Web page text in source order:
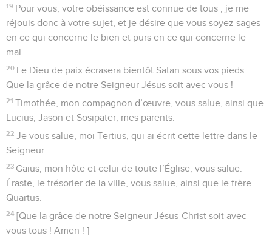
19 Pour vous, votre obéissance est connue de tous ; je me
réjouis donc à votre sujet, et je désire que vous soyez sages
en ce qui concerne le bien et purs en ce qui concerne le
mal.
20 Le Dieu de paix écrasera bientôt Satan sous vos pieds.
Que la grâce de notre Seigneur Jésus soit avec vous !
21 Timothée, mon compagnon d’œuvre, vous salue, ainsi que
Lucius, Jason et Sosipater, mes parents.
22 Je vous salue, moi Tertius, qui ai écrit cette lettre dans le
Seigneur.
23 Gaïus, mon hôte et celui de toute l’Église, vous salue.
Éraste, le trésorier de la ville, vous salue, ainsi que le frère
Quartus.
24 [Que la grâce de notre Seigneur Jésus-Christ soit avec
vous tous ! Amen ! ]